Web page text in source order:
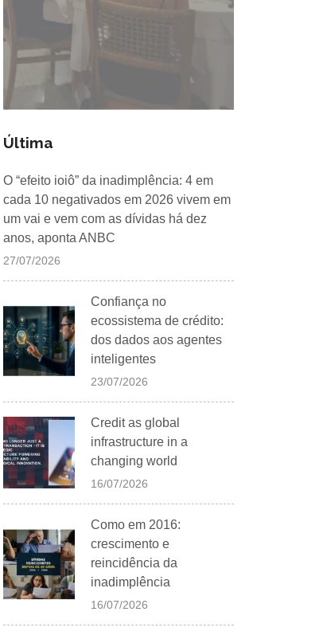
Última
O “efeito ioiô” da inadimplência: 4 em
cada 10 negativados em 2026 vivem em
um vai e vem com as dívidas há dez
anos, aponta ANBC
27/07/2026
Confiança no
ecossistema de crédito:
dos dados aos agentes
inteligentes
23/07/2026
Credit as global
infrastructure in a
changing world
16/07/2026
Como em 2016:
crescimento e
reincidência da
inadimplência
16/07/2026